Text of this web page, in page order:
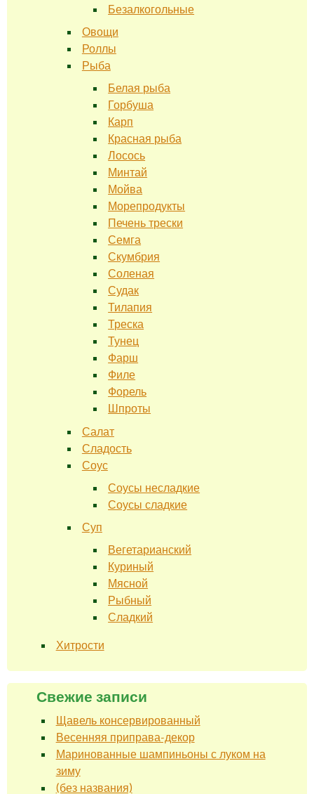
Безалкогольные
Овощи
Роллы
Рыба
Белая рыба
Горбуша
Карп
Красная рыба
Лосось
Минтай
Мойва
Морепродукты
Печень трески
Семга
Скумбрия
Соленая
Судак
Тилапия
Треска
Тунец
Фарш
Филе
Форель
Шпроты
Салат
Сладость
Соус
Соусы несладкие
Соусы сладкие
Суп
Вегетарианский
Куриный
Мясной
Рыбный
Сладкий
Хитрости
Свежие записи
Щавель консервированный
Весенняя приправа-декор
Маринованные шампиньоны с луком на
зиму
(без названия)